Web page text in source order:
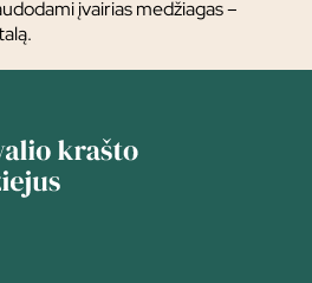
įvairias medžiagas –